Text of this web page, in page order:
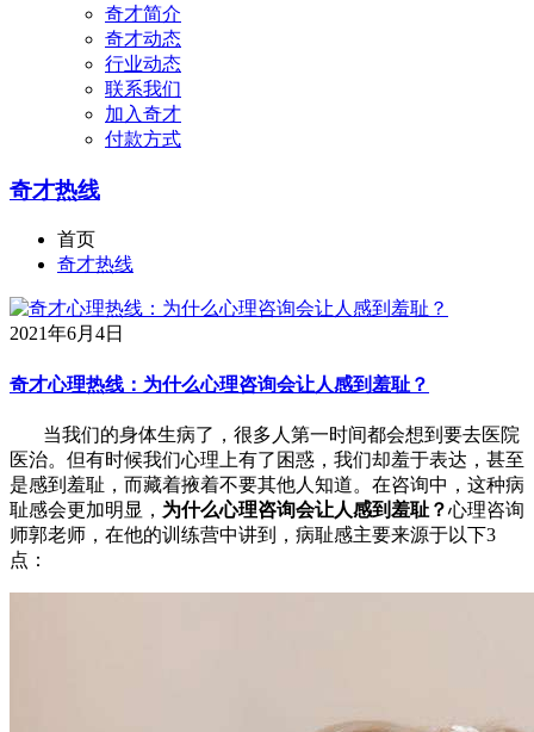
奇才简介
奇才动态
行业动态
联系我们
加入奇才
付款方式
奇才热线
首页
奇才热线
2021年6月4日
奇才心理热线：为什么心理咨询会让人感到羞耻？
当我们的身体生病了，很多人第一时间都会想到要去医院
医治。但有时候我们心理上有了困惑，我们却羞于表达，甚至
是感到羞耻，而藏着掖着不要其他人知道。在咨询中，这种病
耻感会更加明显， 为什么心理咨询会让人感到羞耻？心理咨询
师郭老师，在他的训练营中讲到，病耻感主要来源于以下3
点：